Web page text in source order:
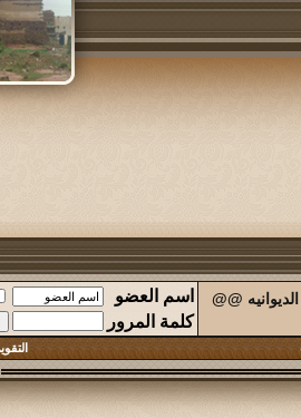
@@ اسم العضو
كلمة المرور